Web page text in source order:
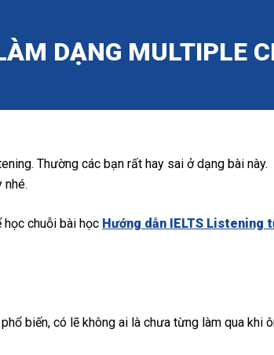
DẠNG MULTIPLE
Thường các bạn rất hay sai ở dạng bài này.
nhé.
học chuỗi bài học Hướng dẫn IELTS Listening
biến, có lẽ không ai là chưa từng làm qua khi